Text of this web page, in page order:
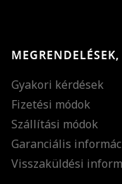
Gyakori kérdések
Fizetési módok
Szállítási módok
Garanciális
Visszaküldési